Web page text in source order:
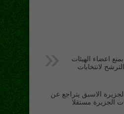
اعضاء الهيئات
لانتخابات
الاسبق يتراجع عن
الجزيرة مستقلا